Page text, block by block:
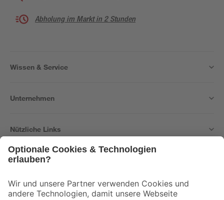
Abholung im Markt in 2 Stunden
Wissen & Service
Unternehmen
Nützliche Links
Der toom Newsletter: Keine Angebote und Aktionen mehr verpassen!